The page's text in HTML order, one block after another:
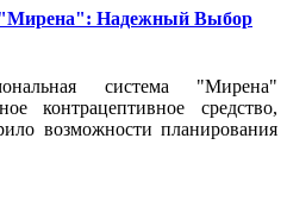
"Мирена": Надежный Выбор
система "Мирена"
контрацептивное средство,
возможности планирования